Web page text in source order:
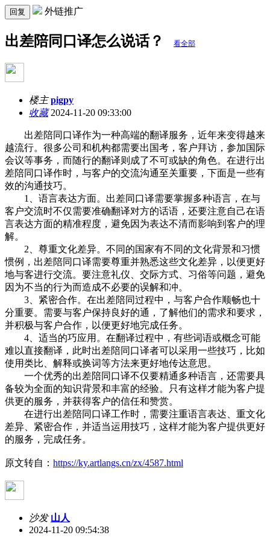
回复 外链推广
出差陪同口译怎么说话？ 看全部
楼主 pigpy
收藏2024-11-20 09:33:00
出差陪同口译作为一种高端的翻译服务，近年来变得越来
越流行。很多公司和机构都需要出国考，客户拜访，参加国际
会议等事务，而随行的翻译则成了不可或缺的角色。在进行出
差陪同口译作时，与客户的交流沟通至关重要，下面是一些有
效的沟通技巧。
1、语言表达方面。出差同口译需要掌握多种语言，在与
客户交流时不仅需要准确翻译对方的话语，还要注意自己在语
言表达方面的精准程度，避免因为表达不清而影响到客户的理
解。
2、尊重文化差异。不同的国家有不同的文化背景和习惯
惯例，出差陪同口译需要尊重并熟悉这些文化差异，以便更好
地与客进行交流。要注意礼仪、交际方式、习俗等问题，避免
因为不当的行为而造成不必要的误解和冲。
3、紧密合作。在出差陪同过程中，与客户合作顺畅也十
分重要。需要与客户保持良好的通，了解他们的需求和要求，
并积极与客户合作，以便更好地完成任务。
4、适当的巧应用。在翻译过程中，有些词语或概念可能
难以直接翻译，此时出差陪同口译者可以采用一些技巧，比如
使用类比、解释或换词等方法来更好地传达意思。
一个优秀的出差陪同口译不仅要精通多种语言，还需要具
备较为全面的知识背景和丰富的经验。只有这样才能为客户提
供更的服务，并获得客户的信任和赞赏。
在进行出差陪同口译工作时，需要注重语言表达、重文化
差异、紧密合作，并适当运用技巧，这样才能为客户提供更好
的服务，完成任务。
原文转自： https://ky.artlangs.cn/zx/4587.html
沙发 山人
2024-11-20 09:54:38